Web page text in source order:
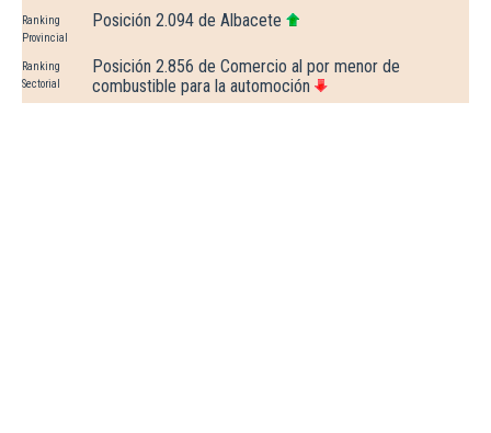
Ranking
Provincial
Posición 2.094 de Albacete
Ranking
Sectorial
Posición 2.856 de Comercio al por menor de
combustible para la automoción